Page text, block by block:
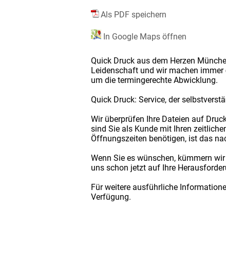
Als PDF speichern
In Google Maps öffnen
Quick Druck aus dem Herzen
Leidenschaft und wir machen
um die termingerechte Abwicklung.
Quick Druck: Service, der
Wir überprüfen Ihre Dateien auf
sind Sie als Kunde mit Ihren
Öffnungszeiten benötigen, ist das
Wenn Sie es wünschen, kümmern
uns schon jetzt auf Ihre
Für weitere ausführliche
Verfügung.